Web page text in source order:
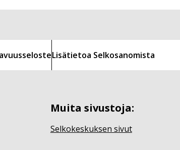
Lisätietoa Selkosanomista
Muita sivustoja:
Selkokeskuksen sivut